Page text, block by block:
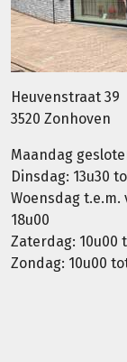
Heuvenstraat 39
3520 Zonhoven
Maandag
Dinsdag: 13u30
Woensdag t.e.m.
18u00
Zaterdag: 10u00
Zondag: 10u00